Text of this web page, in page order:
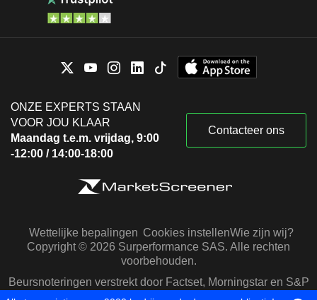
ONZE EXPERTS STAAN
VOOR JOU KLAAR
Maandag t.e.m. vrijdag, 9:00
-12:00 / 14:00-18:00
Contacteer ons
Wettelijke bepalingen Cookies instellenWie zijn wij?
Copyright © 2026 Surperformance SAS. Alle rechten
voorbehouden.
Beursnoteringen verstrekt door Factset, Morningstar en S&P
Capital IQ